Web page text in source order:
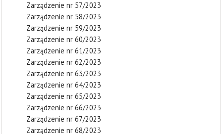
Zarządzenie nr 57/2023
Zarządzenie nr 58/2023
Zarządzenie nr 59/2023
Zarządzenie nr 60/2023
Zarządzenie nr 61/2023
Zarządzenie nr 62/2023
Zarządzenie nr 63/2023
Zarządzenie nr 64/2023
Zarządzenie nr 65/2023
Zarządzenie nr 66/2023
Zarządzenie nr 67/2023
Zarządzenie nr 68/2023